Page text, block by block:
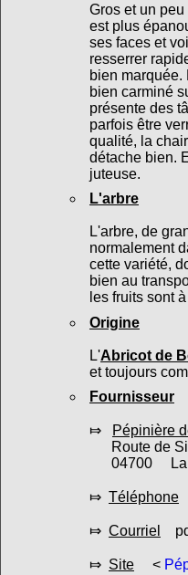
Gros et un
est plus
ses faces et
resserrer
bien marquée.
bien carminé
présente des
parfois être
qualité, la
détache bien.
juteuse.
L'arbre
L'arbre, de
normalement
cette variété,
bien au
les fruits sont
Origine
L'Abricot de
et toujours
Fournisseur
⤇
Pépinière
Route de
04700 La
⤇ Téléphone
⤇ Courriel
⤇ Site<